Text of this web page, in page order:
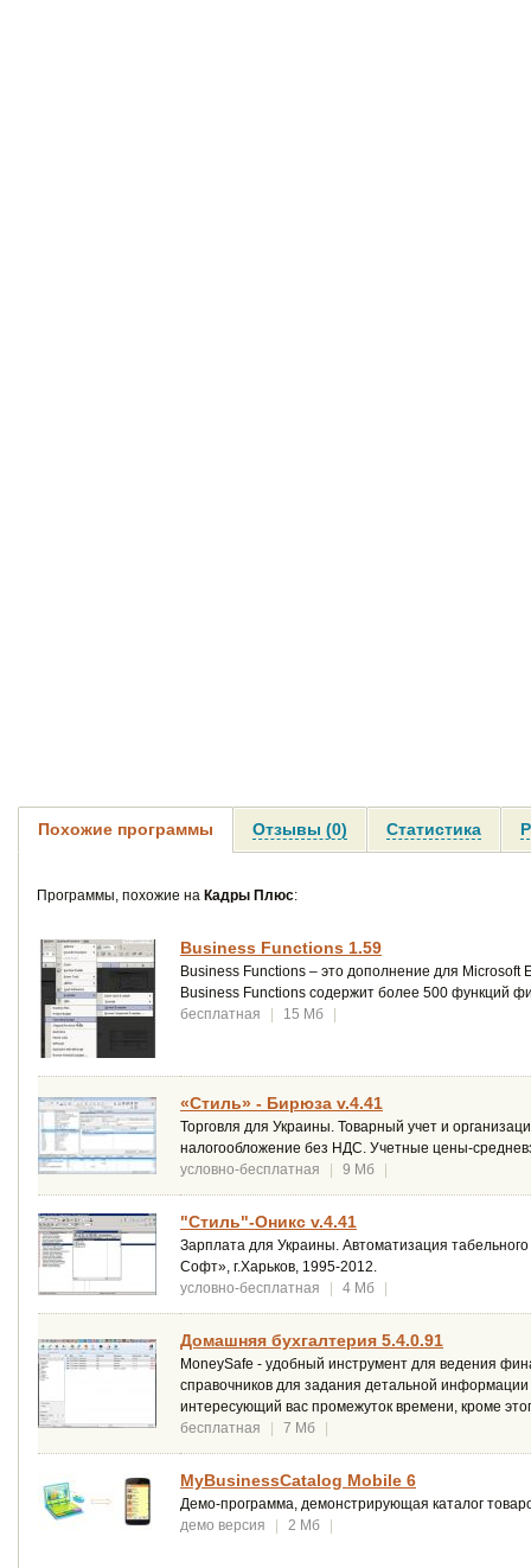
Похожие программы Отзывы (0) Статистика
Программы, похожие на Кадры Плюс:
Business Functions 1.59
Business Functions – это дополнение для Microsoft
Business Functions содержит более 500 функций
бесплатная
| 15 Мб |
«Стиль» - Бирюза v.4.41
Торговля для Украины. Товарный учет и
налогообложение без НДС. Учетные цены-
условно-бесплатная
| 9 Мб |
"Стиль"-Оникс v.4.41
Зарплата для Украины. Автоматизация
Софт», г.Харьков, 1995-2012.
условно-бесплатная
| 4 Мб |
Домашняя бухгалтерия 5.4.0.91
MoneySafe - удобный инструмент для ведения
справочников для задания детальной
интересующий вас промежуток времени, кроме
бесплатная
| 7 Мб |
MyBusinessCatalog Mobile 6
Демо-программа, демонстрирующая каталог
демо версия
| 2 Мб |